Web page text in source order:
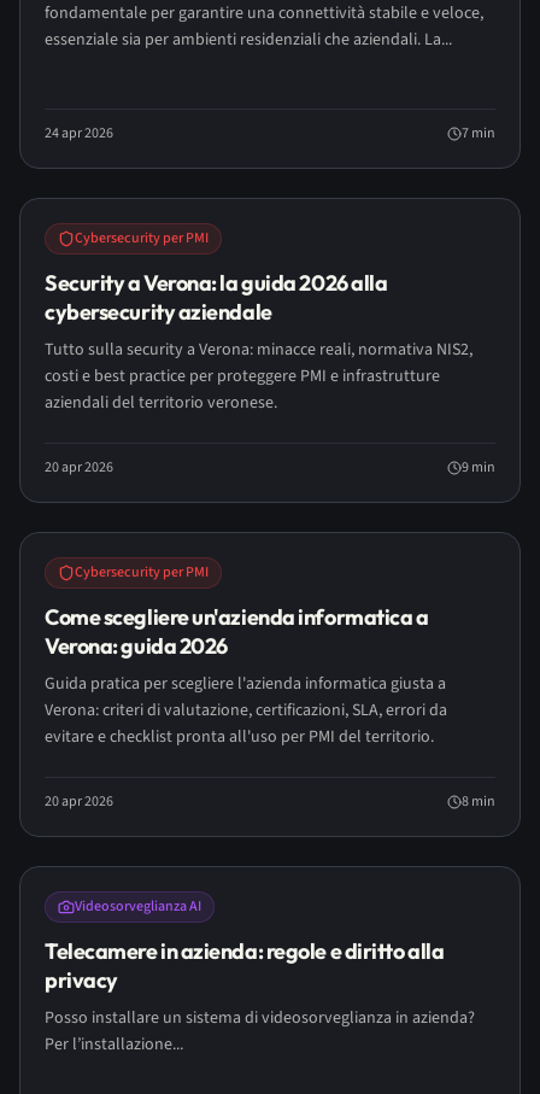
fondamentale per garantire una connettività stabile e veloce,
essenziale sia per ambienti residenziali che aziendali. La...
24 apr 2026 7min
Cybersecurity per PMI
Security a Verona: la guida 2026 alla
cybersecurity aziendale
Tutto sulla security a Verona: minacce reali, normativa NIS2,
costi e best practice per proteggere PMI e infrastrutture
aziendali del territorio veronese.
20 apr 2026 9min
Cybersecurity per PMI
Come scegliere un'azienda informatica a
Verona: guida 2026
Guida pratica per scegliere l'azienda informatica giusta a
Verona: criteri di valutazione, certificazioni, SLA, errori da
evitare e checklist pronta all'uso per PMI del territorio.
20 apr 2026 8min
Videosorveglianza AI
Telecamere in azienda: regole e diritto alla
privacy
Posso installare un sistema di videosorveglianza in azienda?
Per l’installazione...